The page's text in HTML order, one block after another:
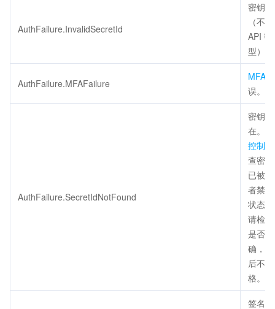
AuthFailure.InvalidSecretId
密钥
（不
API 密
型）。
AuthFailure.MFAFailure
MFA
误。
AuthFailure.SecretIdNotFound
密钥
在。
控制台
查密
已被
者禁
状态
请检
是否
确，
后不
格。
签名